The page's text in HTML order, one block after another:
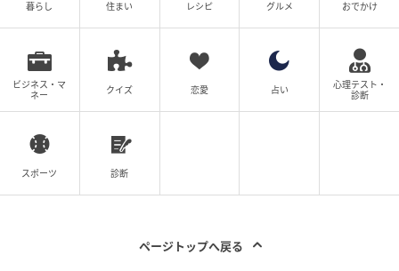
暮らし 住まい レシピ グルメ おでかけ
ビジネス・マ
ネー
クイズ 恋愛 占い
心理テスト・
診断
スポーツ 診断
ページトップへ戻る